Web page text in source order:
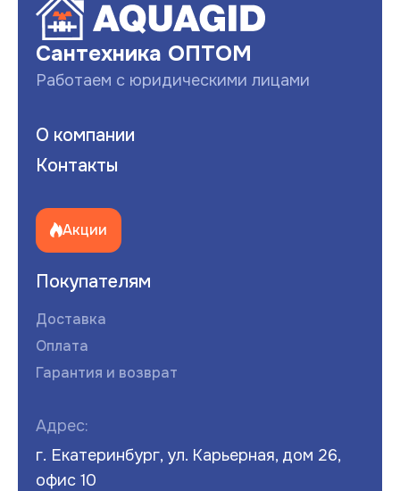
Сантехника ОПТОМ
Работаем с юридическими лицами
О компании
Контакты
Акции
Покупателям
Доставка
Оплата
Гарантия и возврат
Адрес:
г. Екатеринбург, ул. Карьерная, дом 26,
офис 10